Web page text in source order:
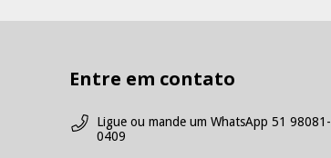
Entre em contato
Ligue ou mande um WhatsApp 51 98081-
0409